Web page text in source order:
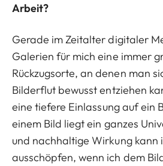
Arbeit?
Gerade im Zeitalter digitaler
Galerien für mich eine immer
Rückzugsorte, an denen man
Bilderflut bewusst entziehen
eine tiefere Einlassung auf ein
einem Bild liegt ein ganzes
und nachhaltige Wirkung kann
ausschöpfen, wenn ich dem